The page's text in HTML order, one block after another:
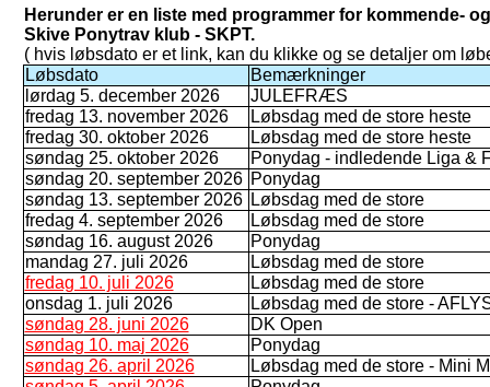
Herunder er en liste med programmer for kommende-
Skive Ponytrav klub - SKPT.
( hvis løbsdato er et link, kan du klikke og se detaljer om
Løbsdato
Bemærkninger
lørdag 5. december 2026
JULEFRÆS
fredag 13. november 2026
Løbsdag med de store heste
fredag 30. oktober 2026
Løbsdag med de store heste
søndag 25. oktober 2026
Ponydag - indledende Liga &
søndag 20. september 2026 Ponydag
søndag 13. september 2026
Løbsdag med de store
fredag 4. september 2026
Løbsdag med de store
søndag 16. august 2026
Ponydag
mandag 27. juli 2026
Løbsdag med de store
fredag 10. juli 2026
Løbsdag med de store
onsdag 1. juli 2026
Løbsdag med de store -
søndag 28. juni 2026
DK Open
søndag 10. maj 2026
Ponydag
søndag 26. april 2026
Løbsdag med de store - Mini